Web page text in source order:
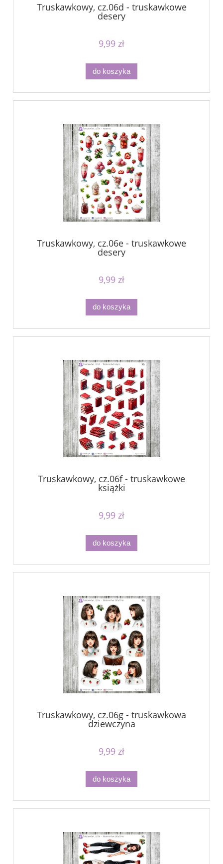
Truskawkowy, cz.06d - truskawkowe
desery
9,99 zł
do koszyka
Truskawkowy, cz.06e - truskawkowe
desery
9,99 zł
do koszyka
Truskawkowy, cz.06f - truskawkowe
książki
9,99 zł
do koszyka
Truskawkowy, cz.06g - truskawkowa
dziewczyna
9,99 zł
do koszyka